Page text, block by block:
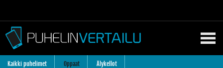
Kaikki puhelimet Oppaat Älykellot